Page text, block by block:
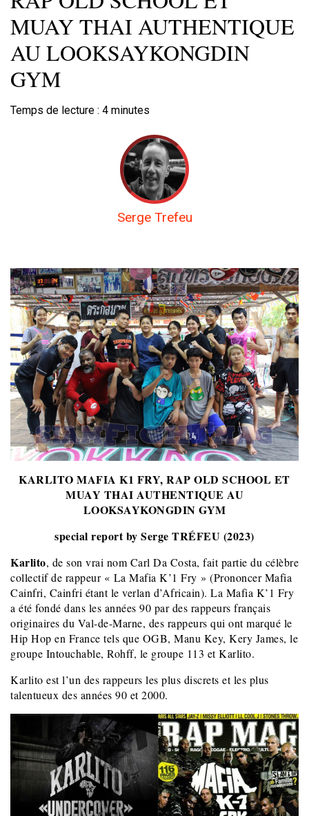
MUAY THAI AUTHENTIQUE
AU LOOKSAYKONGDIN
GYM
Temps de lecture : 4 minutes
Serge Trefeu
KARLITO MAFIA K1 FRY, RAP OLD SCHOOL ET
MUAY THAI AUTHENTIQUE AU
LOOKSAYKONGDIN GYM
special report by Serge TRÉFEU (2023)
Karlito, de son vrai nom Carl Da Costa, fait partie du célèbre
collectif de rappeur « La Mafia K’1 Fry » (Prononcer Mafia
Cainfri, Cainfri étant le verlan d’Africain). La Mafia K’1 Fry
a été fondé dans les années 90 par des rappeurs français
originaires du Val-de-Marne, des rappeurs qui ont marqué le
Hip Hop en France tels que OGB, Manu Key, Kery James, le
groupe Intouchable, Rohff, le groupe 113 et Karlito.
Karlito est l’un des rappeurs les plus discrets et les plus
talentueux des années 90 et 2000.